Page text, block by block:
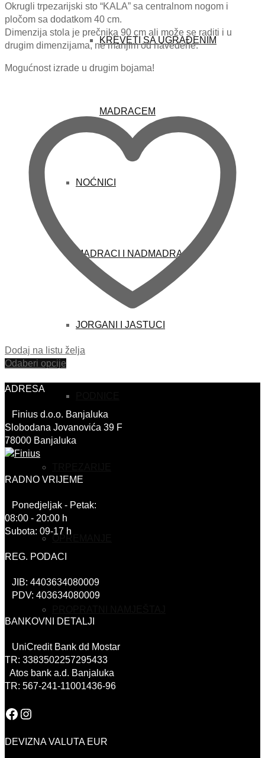
KREVETI SA UGRAĐENIM
MADRACEM
NOĆNICI
MADRACI I NADMADRACI
JORGANI I JASTUCI
650.00 KM
through
750.00 KM
Okrugli trpezarijski sto “KALA” sa centralnom nogom i
pločom sa dodatkom 40 cm.
Dimenzija stola je prečnika 90 cm ali može se raditi i u
drugim dimenzijama, ne manjim od navedene.
Mogućnost izrade u drugim bojama!
Dodaj na listu želja
Odaberi opcije
ADRESA
Finius d.o.o. Banjaluka
Slobodana Jovanovića 39 F
78000 Banjaluka
RADNO VRIJEME
Ponedjeljak - Petak:
08:00 - 20:00 h
Subota: 09-17 h
REG. PODACI
JIB: 4403634080009
PDV: 403634080009
BANKOVNI DETALJI
UniCredit Bank dd Mostar
TR: 3383502257295433
Atos bank a.d. Banjaluka
TR: 567-241-11001436-96
Facebook
Instagram
DEVIZNA VALUTA EUR